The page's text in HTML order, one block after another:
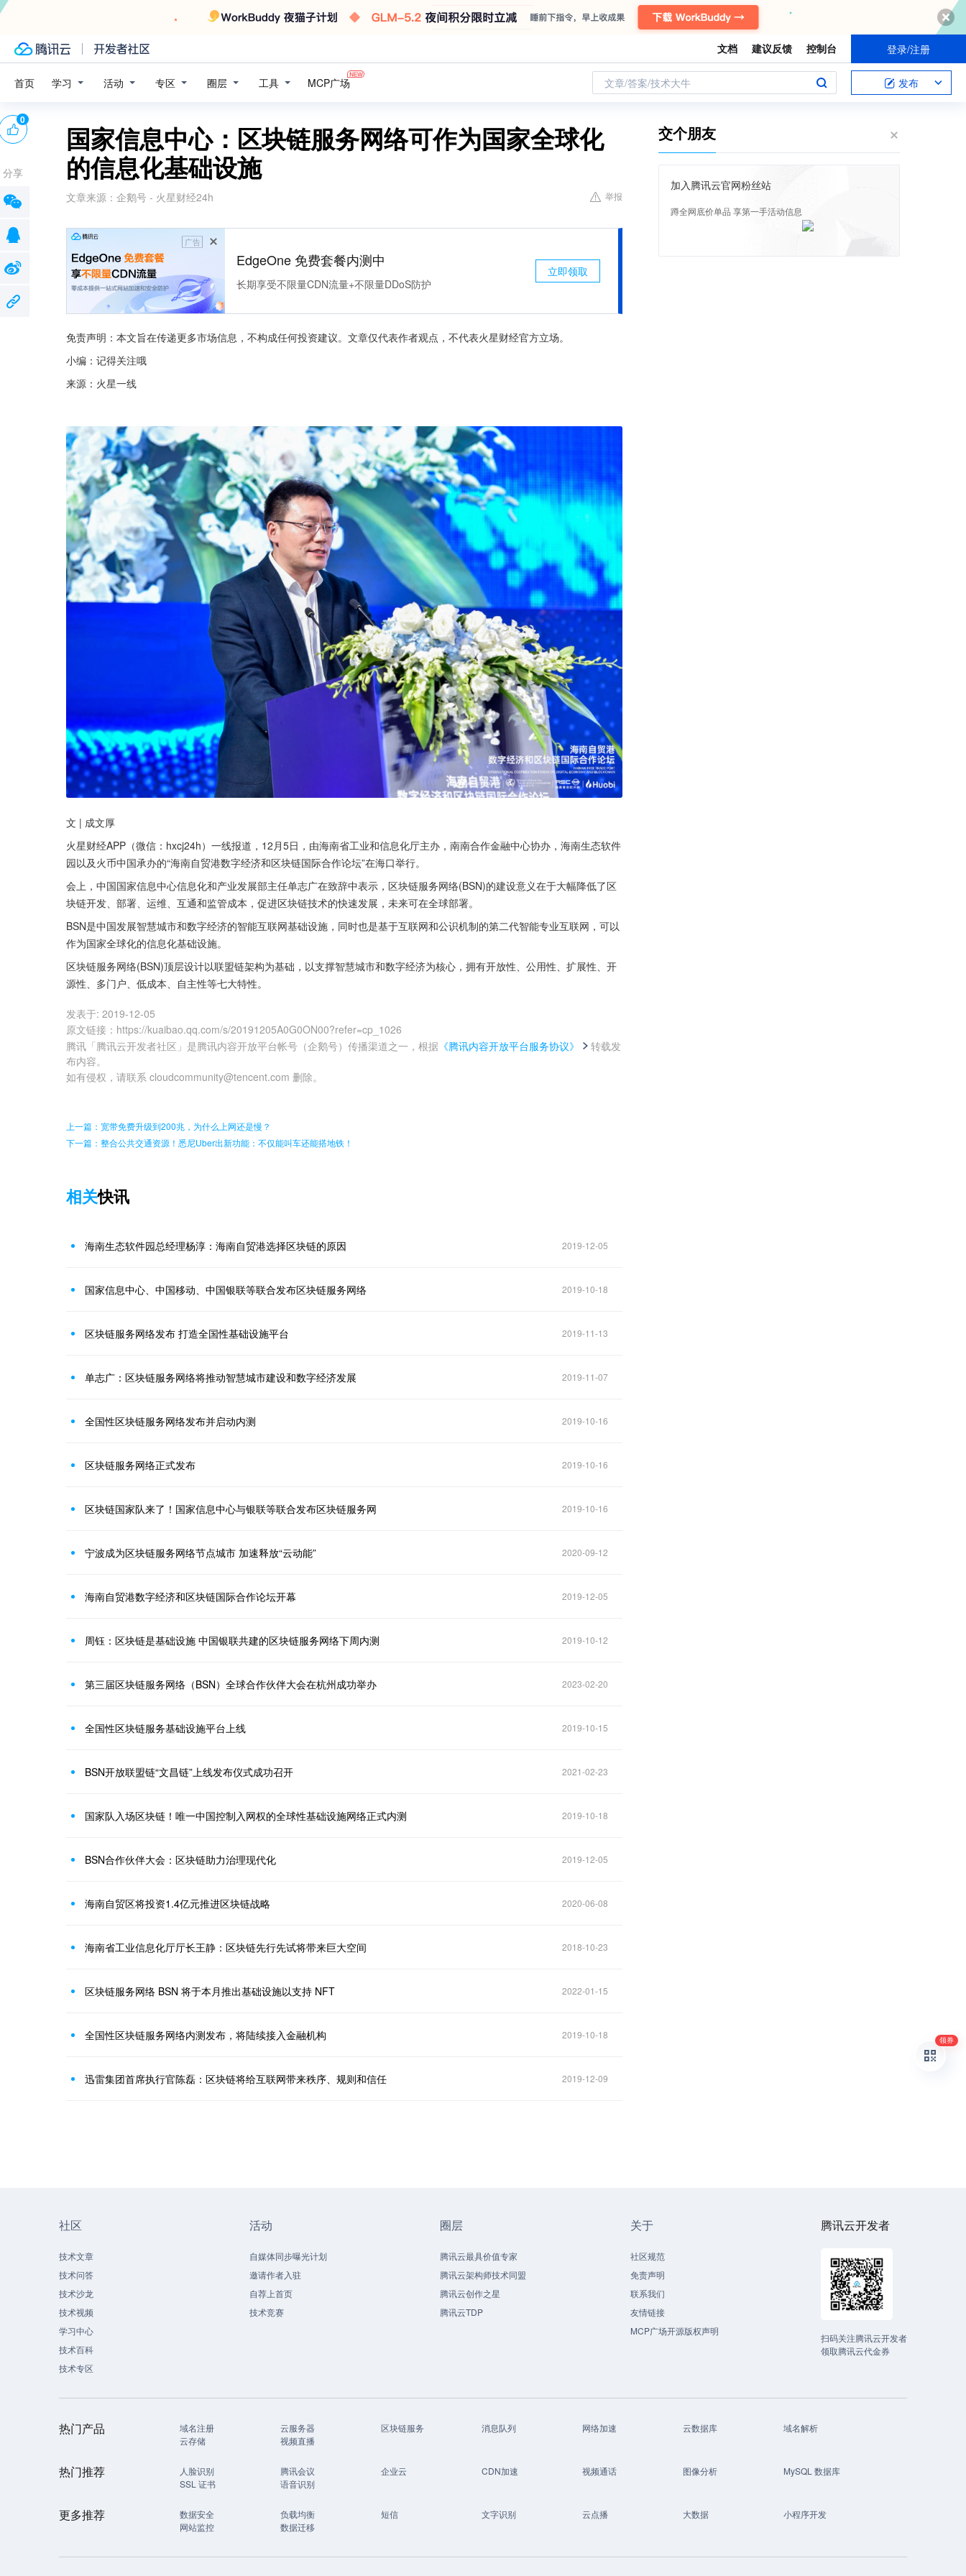
文档 建议反馈 控制台 登录/注册
首页 学习 活动 专区 圈层 工具 MCP广场 文章/答案/技术大牛 发布
国家信息中心：区块链服务网络可作为国家全球化
的信息化基础设施
文章来源： 企鹅号 - 火星财经24h 举报
广告
EdgeOne 免费套餐内测中
长期享受不限量CDN流量+不限量DDoS防护
立即领取
免责声明：本文旨在传递更多市场信息，不构成任何投资建议。文章仅代表作者观点，不代表火星财经官方立场。
小编：记得关注哦
来源：火星一线
文 | 成文厚
火星财经APP（微信：hxcj24h）一线报道，12月5日，由海南省工业和信息化厅主办，南南合作金融中心协办，海南生态软件
园以及火币中国承办的“海南自贸港数字经济和区块链国际合作论坛”在海口举行。
会上，中国国家信息中心信息化和产业发展部主任单志广在致辞中表示，区块链服务网络(BSN)的建设意义在于大幅降低了区
块链开发、部署、运维、互通和监管成本，促进区块链技术的快速发展，未来可在全球部署。
BSN是中国发展智慧城市和数字经济的智能互联网基础设施，同时也是基于互联网和公识机制的第二代智能专业互联网，可以
作为国家全球化的信息化基础设施。
区块链服务网络(BSN)顶层设计以联盟链架构为基础，以支撑智慧城市和数字经济为核心，拥有开放性、公用性、扩展性、开
源性、多门户、低成本、自主性等七大特性。
发表于: 2019-12-05
原文链接 ： https://kuaibao.qq.com/s/20191205A0G0ON00?refer=cp_1026
腾讯「腾讯云开发者社区」是腾讯内容开放平台帐号（企鹅号）传播渠道之一，根据 《腾讯内容开放平台服务协议》
转载发
布内容。
如有侵权，请联系 cloudcommunity@tencent.com 删除。
0
分享
上一篇：宽带免费升级到200兆，为什么上网还是慢？
下一篇：整合公共交通资源！悉尼Uber出新功能：不仅能叫车还能搭地铁！
相关快讯
海南生态软件园总经理杨淳：海南自贸港选择区块链的原因 2019-12-05
国家信息中心、中国移动、中国银联等联合发布区块链服务网络 2019-10-18
区块链服务网络发布 打造全国性基础设施平台 2019-11-13
单志广：区块链服务网络将推动智慧城市建设和数字经济发展 2019-11-07
全国性区块链服务网络发布并启动内测 2019-10-16
区块链服务网络正式发布 2019-10-16
区块链国家队来了！国家信息中心与银联等联合发布区块链服务网 2019-10-16
宁波成为区块链服务网络节点城市 加速释放“云动能” 2020-09-12
海南自贸港数字经济和区块链国际合作论坛开幕 2019-12-05
周钰：区块链是基础设施 中国银联共建的区块链服务网络下周内测 2019-10-12
第三届区块链服务网络（BSN）全球合作伙伴大会在杭州成功举办 2023-02-20
全国性区块链服务基础设施平台上线 2019-10-15
BSN开放联盟链“文昌链”上线发布仪式成功召开 2021-02-23
国家队入场区块链！唯一中国控制入网权的全球性基础设施网络正式内测 2019-10-18
BSN合作伙伴大会：区块链助力治理现代化 2019-12-05
海南自贸区将投资1.4亿元推进区块链战略 2020-06-08
海南省工业信息化厅厅长王静：区块链先行先试将带来巨大空间 2018-10-23
区块链服务网络 BSN 将于本月推出基础设施以支持 NFT 2022-01-15
全国性区块链服务网络内测发布，将陆续接入金融机构 2019-10-18
迅雷集团首席执行官陈磊：区块链将给互联网带来秩序、规则和信任 2019-12-09
交个朋友
加入腾讯云官网粉丝站
蹲全网底价单品 享第一手活动信息
社区
技术文章
技术问答
技术沙龙
技术视频
学习中心
技术百科
技术专区
活动
自媒体同步曝光计划
邀请作者入驻
自荐上首页
技术竞赛
圈层
腾讯云最具价值专家
腾讯云架构师技术同盟
腾讯云创作之星
腾讯云TDP
关于
社区规范
免责声明
联系我们
友情链接
MCP广场开源版权声明
腾讯云开发者
扫码关注腾讯云开发者
领取腾讯云代金券
热门产品 域名注册 云服务器 区块链服务 消息队列 网络加速 云数据库
域名解析
云存储
视频直播
热门推荐 人脸识别 腾讯会议 企业云 CDN加速 视频通话 图像分析
MySQL 数据库
SSL 证书
语音识别
更多推荐 数据安全 负载均衡 短信 文字识别 云点播 大数据
小程序开发
网站监控
数据迁移
领券